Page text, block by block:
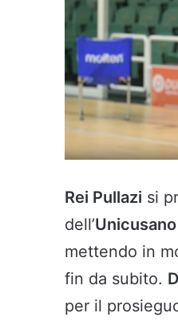
Rei Pullazi si
dell’
mettendo in
fin da subito.
per il